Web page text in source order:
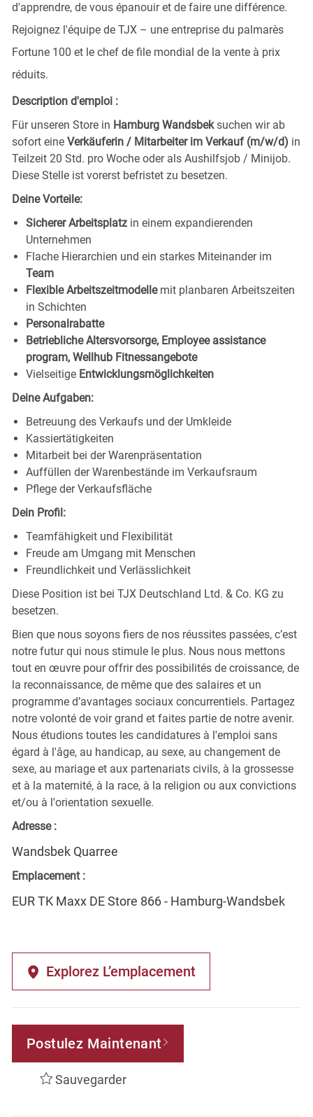
d'apprendre, de vous épanouir et de faire une différence.
Rejoignez l'équipe de TJX – une entreprise du palmarès
Fortune 100 et le chef de file mondial de la vente à prix
réduits.
Description d'emploi :
Für unseren Store in Hamburg Wandsbeksuchen wir ab
sofort eine Verkäuferin / Mitarbeiter im Verkauf (m/w/d) in
Teilzeit 20 Std. pro Woche oder als Aushilfsjob / Minijob.
Diese Stelle ist vorerst befristet zu besetzen.
Deine Vorteile:
Sicherer Arbeitsplatz in einem expandierenden
Unternehmen
Flache Hierarchien und ein starkes Miteinander im
Team
Flexible Arbeitszeitmodelle mit planbaren Arbeitszeiten
in Schichten
Personalrabatte
Betriebliche Altersvorsorge, Employee assistance
program, Wellhub Fitnessangebote
Vielseitige Entwicklungsmöglichkeiten
Deine Aufgaben:
Betreuung des Verkaufs und der Umkleide
Kassiertätigkeiten
Mitarbeit bei der Warenpräsentation
Auffüllen der Warenbestände im Verkaufsraum
Pflege der Verkaufsfläche
Dein Profil:
Teamfähigkeit und Flexibilität
Freude am Umgang mit Menschen
Freundlichkeit und Verlässlichkeit
Diese Position ist bei TJX Deutschland Ltd. & Co. KG zu
besetzen.
Bien que nous soyons fiers de nos réussites passées, c’est
notre futur qui nous stimule le plus. Nous nous mettons
tout en œuvre pour offrir des possibilités de croissance, de
la reconnaissance, de même que des salaires et un
programme d’avantages sociaux concurrentiels. Partagez
notre volonté de voir grand et faites partie de notre avenir.
Nous étudions toutes les candidatures à l'emploi sans
égard à l'âge, au handicap, au sexe, au changement de
sexe, au mariage et aux partenariats civils, à la grossesse
et à la maternité, à la race, à la religion ou aux convictions
et/ou à l'orientation sexuelle.
Adresse :
Wandsbek Quarree
Emplacement :
EUR TK Maxx DE Store 866 - Hamburg-Wandsbek
Explorez L’emplacement
Postulez Maintenant
Sauvegarder